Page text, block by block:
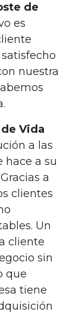
de
es
nuestra
Vida
a las
hace a su
a
clientes
Un
cliente
sin
que
tiene